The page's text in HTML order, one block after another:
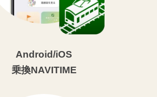
Android/iOS
乗換NAVITIME